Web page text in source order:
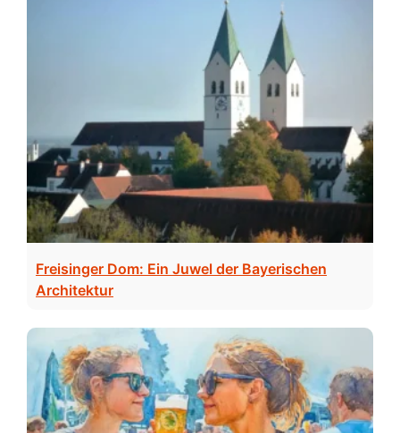
Freisinger Dom: Ein Juwel der Bayerischen
Architektur